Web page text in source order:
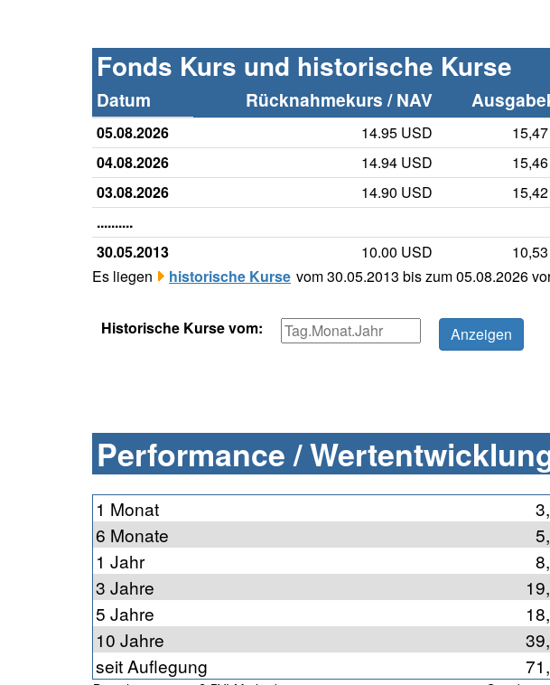
Fonds Kurs und historische Kurse
Datum Rücknahmekurs / NAV
05.08.2026 14.95 USD
04.08.2026
14.94 USD
03.08.2026
14.90 USD
..........
30.05.2013
10.00 USD
Es liegen
historische Kurse vom 30.05.2013 bis zum 05.08.2026
Historische Kurse vom:
Performance /
1 Monat
6 Monate
1 Jahr
3 Jahre
5 Jahre
10 Jahre
seit Auflegung